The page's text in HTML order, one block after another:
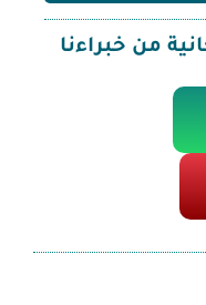
من خبراءنا